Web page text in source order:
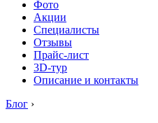
Фото
Акции
Специалисты
Отзывы
Прайс-лист
3D-тур
Описание и контакты
Блог ›